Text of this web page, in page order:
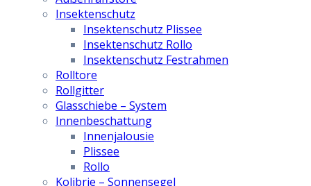
Insektenschutz
Insektenschutz Plissee
Insektenschutz Rollo
Insektenschutz Festrahmen
Rolltore
Rollgitter
Glasschiebe – System
Innenbeschattung
Innenjalousie
Plissee
Rollo
Kolibrie – Sonnensegel